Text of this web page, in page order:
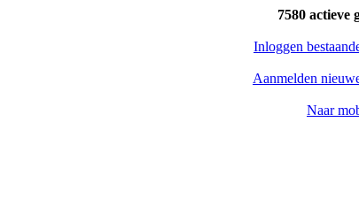
7580 actieve
Inloggen
Aanmelden
Naar